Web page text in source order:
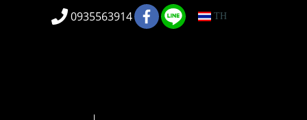
0935563914 TH